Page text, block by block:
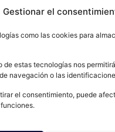
Gestionar el
como las cookies para
de estas tecnologías nos
navegación o las
el consentimiento, puede